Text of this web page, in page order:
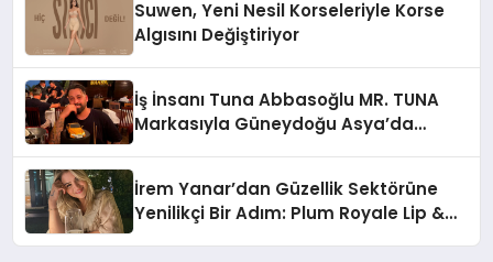
Suwen, Yeni Nesil Korseleriyle Korse
Algısını Değiştiriyor
İş İnsanı Tuna Abbasoğlu MR. TUNA
Markasıyla Güneydoğu Asya’da
İrem Yanar’dan Güzellik Sektörüne
Yenilikçi Bir Adım: Plum Royale Lip &